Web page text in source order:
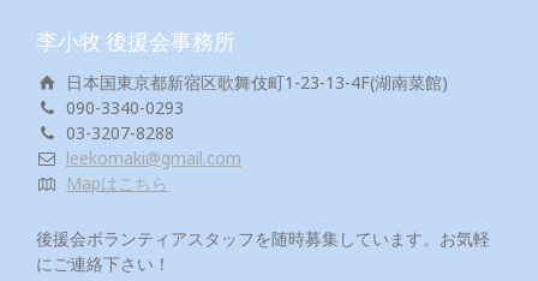
李小牧 後援会事務所
日本国東京都新宿区歌舞伎町1-23-13-4F(湖南菜館)
090-3340-0293
03-3207-8288
leekomaki@gmail.com
Mapはこちら
後援会ボランティアスタッフを随時募集しています。お気軽
にご連絡下さい！